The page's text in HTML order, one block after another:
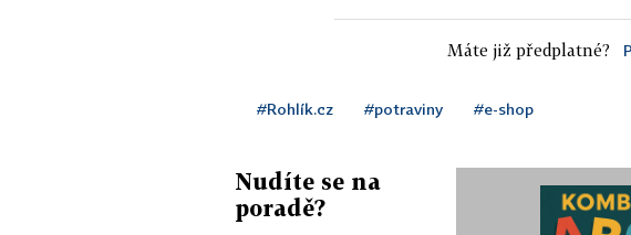
Máte již předplatné?
#Rohlík.cz #potraviny #e-shop
Nudíte se na
poradě?